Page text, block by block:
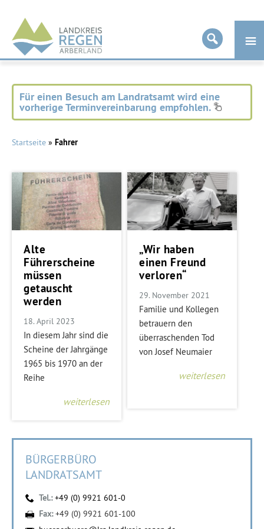
Landkreis
Regen
Für einen Besuch am Landratsamt wird eine
vorherige Terminvereinbarung empfohlen.
Startseite » Fahrer
Alte
Führerscheine
müssen
getauscht
werden
18. April 2023
In diesem Jahr sind die
Scheine der Jahrgänge
1965 bis 1970 an der
Reihe
weiterlesen
„Wir haben
einen Freund
verloren“
29. November 2021
Familie und Kollegen
betrauern den
überraschenden Tod
von Josef Neumaier
weiterlesen
BÜRGERBÜRO
LANDRATSAMT
Tel.:+49 (0) 9921 601-0
Fax:+49 (0) 9921 601-100